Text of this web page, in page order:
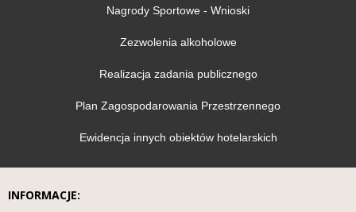
Nagrody Sportowe - Wnioski
Zezwolenia alkoholowe
Realizacja zadania publicznego
Plan Zagospodarowania Przestrzennego
Ewidencja innych obiektów hotelarskich
INFORMACJE: